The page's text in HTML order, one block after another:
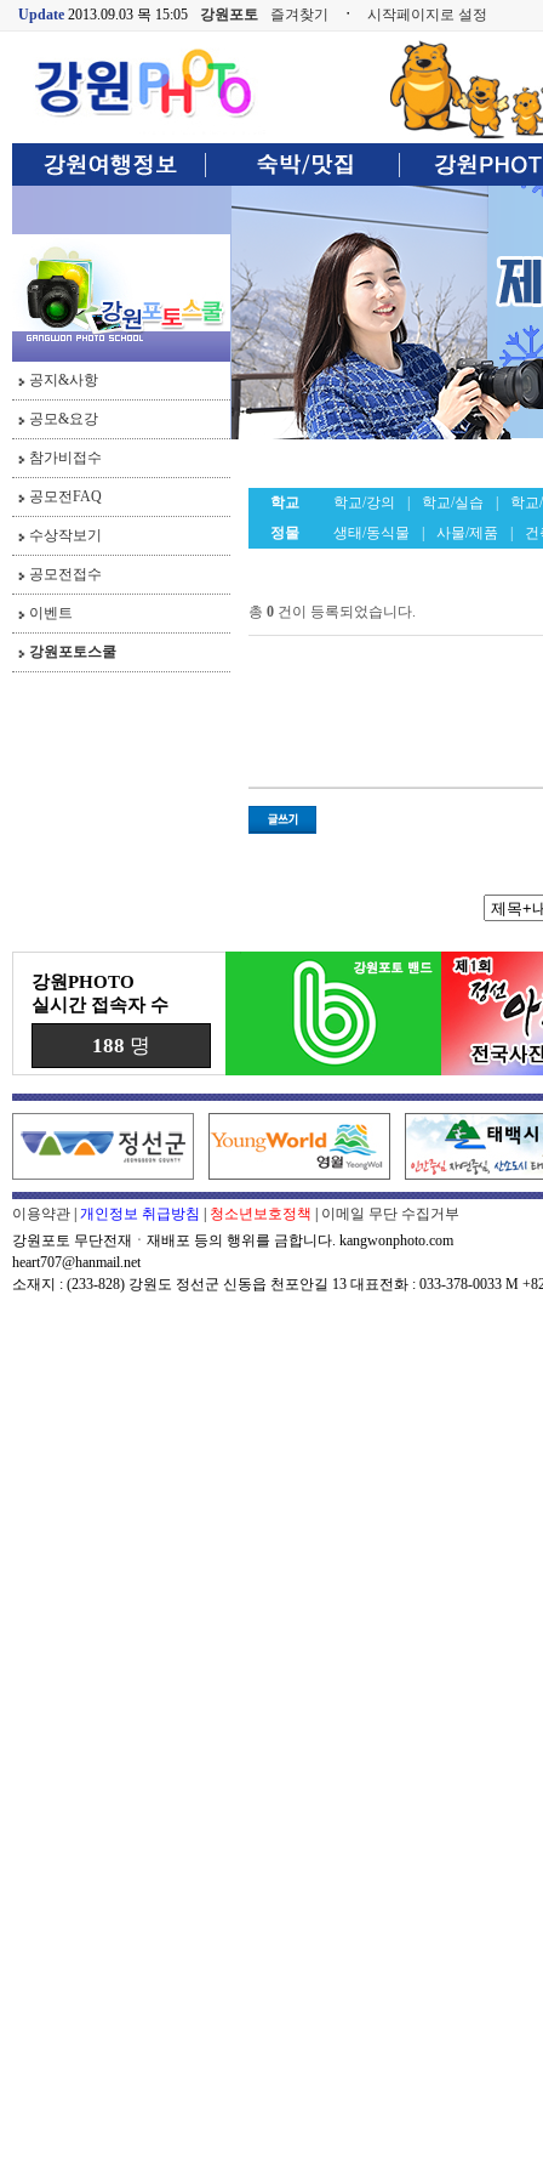
Update 2013.09.03 목 15:05 강원포토 즐겨찾기 ㆍ 시작페이지로 설정
공지&사항
공모&요강
참가비접수
공모전FAQ
수상작보기
공모전접수
이벤트
강원포토스쿨
학교 학교/강의 학교/실습
학교
정물
생태/동식물 사물/제품 건
총 0 건이 등록되었습니다.
강원PHOTO
실시간 접속자 수
188 명
이용약관 개인정보 취급방침 청소년보호정책
이메일 무단 수집거부
강원포토 무단전재ㆍ재배포 등의 행위를 금합니다. kangwonphoto.com
heart707@hanmail.net
소재지 : (233-828) 강원도 정선군 신동읍 천포안길 13 대표전화 : 033-378-0033 M